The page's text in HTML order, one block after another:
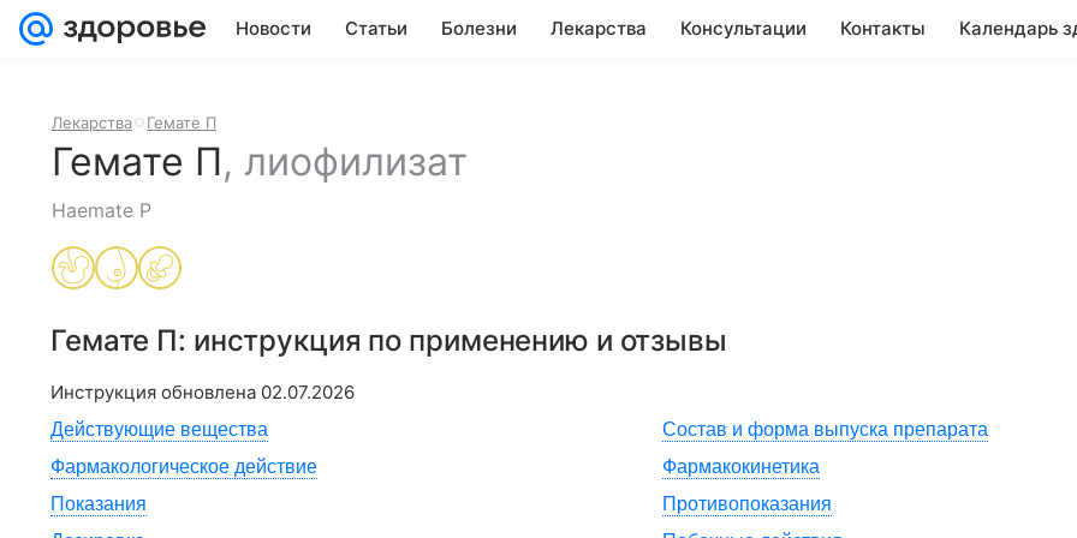
Новости Статьи Болезни Лекарства Консультации Контакты Календарь
Лекарства Гемате П
Гемате П, лиофилизат
Haemate P
Гемате П: инструкция по применению и отзывы
Инструкция обновлена 02.07.2026
Действующие вещества
Состав и форма выпуска препарата
Фармакологическое действие
Фармакокинетика
Показания
Противопоказания